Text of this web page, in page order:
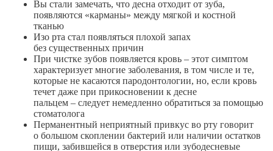
Вы стали замечать, что десна отходит от зуба,
появляются «карманы» между мягкой и костной
тканью
Изо рта стал появляться плохой запах
без существенных причин
При чистке зубов появляется кровь – этот симптом
характеризует многие заболевания, в том числе и те,
которые не касаются пародонтологии, но, если кровь
течет даже при прикосновении к десне
пальцем – следует немедленно обратиться за помощью
стоматолога
Перманентный неприятный привкус во рту говорит
о большом скоплении бактерий или наличии остатков
пищи, забившейся в отверстия или зубодесневые